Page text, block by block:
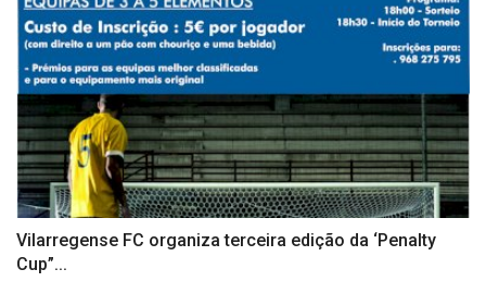
Vilarregense FC organiza terceira edição da ‘Penalty
Cup”...